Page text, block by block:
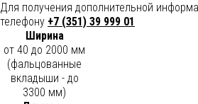
Для получения дополнительной
телефону +7 (351) 39 999 01
Ширина
от 40 до 2000 мм
(фальцованные
вкладыши - до
3300 мм)